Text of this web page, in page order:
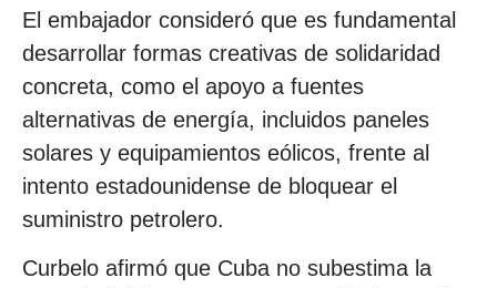
El embajador consideró que es fundamental
desarrollar formas creativas de solidaridad
concreta, como el apoyo a fuentes
alternativas de energía, incluidos paneles
solares y equipamientos eólicos, frente al
intento estadounidense de bloquear el
suministro petrolero.
Curbelo afirmó que Cuba no subestima la